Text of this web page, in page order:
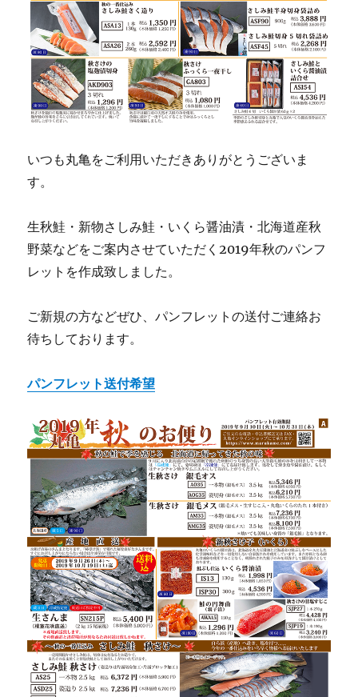
いつも丸亀をご利用いただきありがとうございま
す。
生秋鮭・新物さしみ鮭・いくら醤油漬・北海道産秋
野菜などをご案内させていただく2019年秋のパンフ
レットを作成致しました。
ご新規の方などぜひ、パンフレットの送付ご連絡お
待ちしております。
パンフレット送付希望